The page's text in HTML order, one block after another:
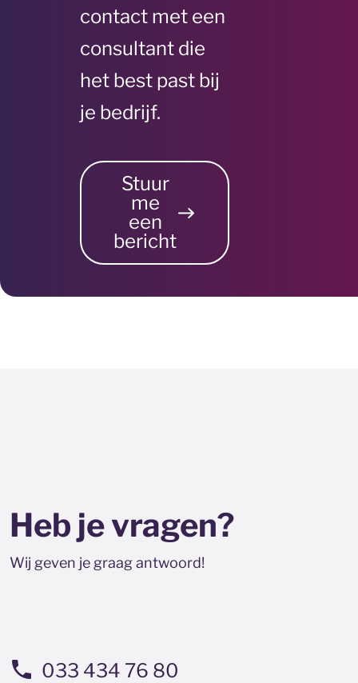
contact met een
consultant die
het best past bij
je bedrijf.
Stuur
me
een
bericht
Heb je vragen?
Wij geven je graag antwoord!
033 434 76 80